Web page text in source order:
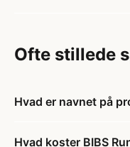
Ofte stillede
Hvad er navnet på
Hvad koster BIBS